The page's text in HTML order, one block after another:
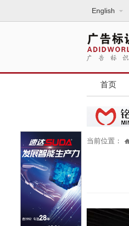
English
首页
当前位置：